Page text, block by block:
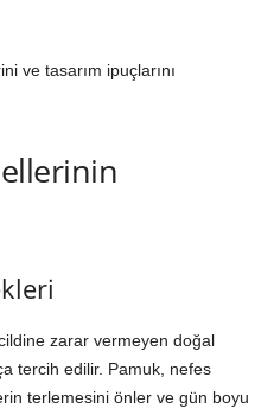
ve tasarım ipuçlarını
zarar vermeyen doğal
tercih edilir. Pamuk, nefes
terlemesini önler ve gün boyu